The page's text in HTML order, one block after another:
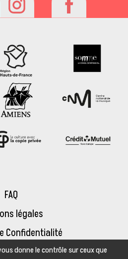
FAQ
légales
Confidentialité
presse
donne le contrôle sur ceux que